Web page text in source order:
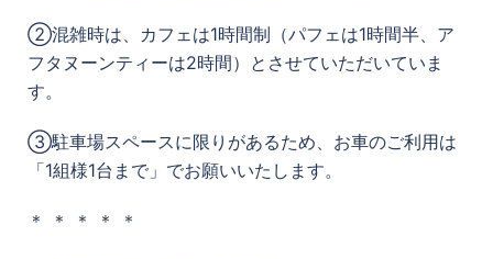
②混雑時は、カフェは1時間制（パフェは1時間半、ア
フタヌーンティーは2時間）とさせていただいていま
す。
③駐車場スペースに限りがあるため、お車のご利用は
「1組様1台まで」でお願いいたします。
＊ ＊ ＊ ＊ ＊